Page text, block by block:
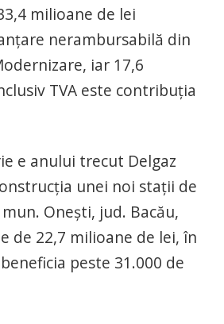
milioane de lei
nerambursabilă din
iar 17,6
TVA este contribuţia
e anului trecut Delgaz
unei noi staţii de
Oneşti, jud. Bacău,
de 22,7 milioane de lei, în
peste 31.000 de